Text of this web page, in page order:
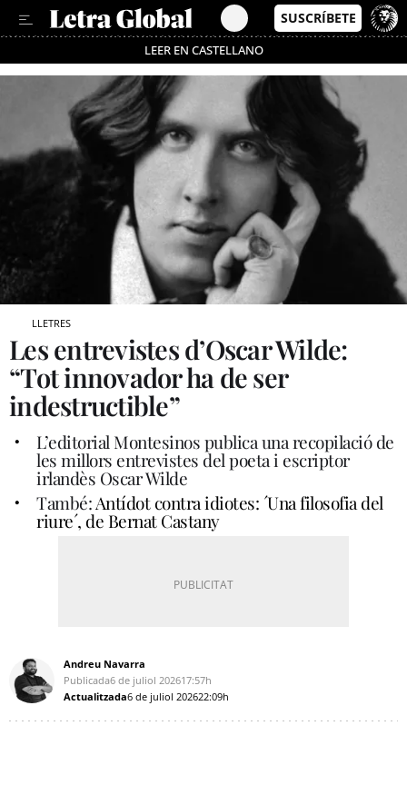
LEER EN CASTELLANO
Passa’t al mode estalvi
LLETRES
Les entrevistes d’Oscar Wilde:
“Tot innovador ha de ser
indestructible”
L’editorial Montesinos publica una recopilació de
les millors entrevistes del poeta i escriptor
irlandès Oscar Wilde
També:Antídot contra idiotes: ´Una filosofia del
riure´, de Bernat Castany
Andreu Navarra
Publicada6 de juliol 202617:57h
Actualitzada6 de juliol 202622:09h